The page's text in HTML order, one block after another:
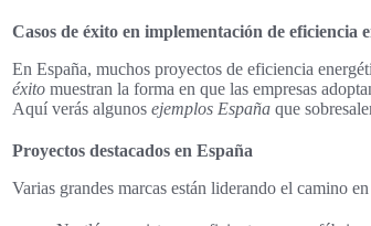
Casos de éxito en implementación de eficiencia
En España, muchos proyectos de eficiencia
éxito muestran la forma en que las empresas
Aquí verás algunos ejemplos España que
Proyectos destacados en España
Varias grandes marcas están liderando el camino